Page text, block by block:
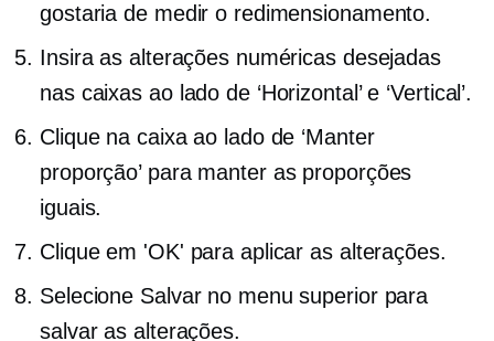
gostaria de medir o redimensionamento.
Insira as alterações numéricas desejadas
nas caixas ao lado de ‘Horizontal’ e ‘Vertical’.
Clique na caixa ao lado de ‘Manter
proporção’ para manter as proporções
iguais.
Clique em 'OK' para aplicar as alterações.
Selecione Salvar no menu superior para
salvar as alterações.